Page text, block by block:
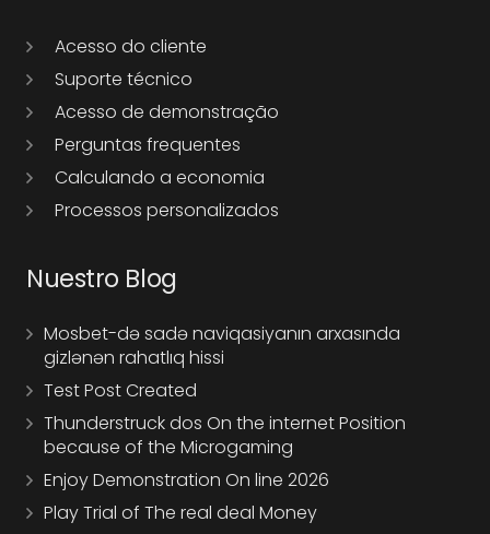
Acesso do cliente
Suporte técnico
Acesso de demonstração
Perguntas frequentes
Calculando a economia
Processos personalizados
Nuestro Blog
Mosbet-də sadə naviqasiyanın arxasında
gizlənən rahatlıq hissi
Test Post Created
Thunderstruck dos On the internet Position
because of the Microgaming
Enjoy Demonstration On line 2026
Play Trial of The real deal Money